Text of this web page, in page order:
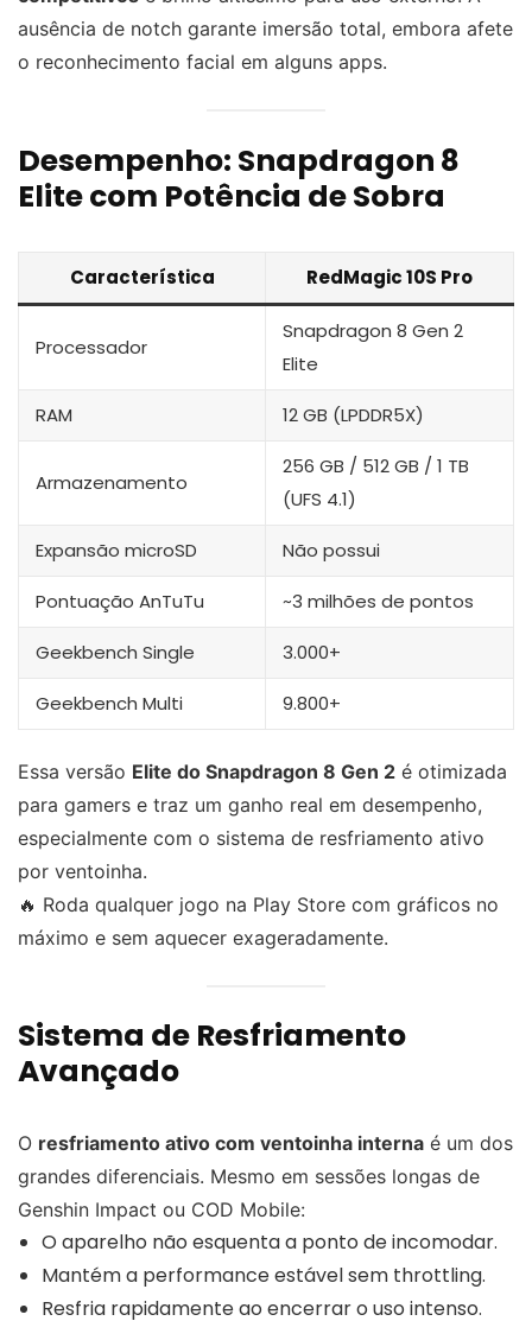
ausência de notch garante imersão total, embora afete
o reconhecimento facial em alguns apps.
Desempenho: Snapdragon 8
Elite com Potência de Sobra
Característica RedMagic 10S Pro
Processador
Snapdragon 8 Gen 2
Elite
RAM 12 GB (LPDDR5X)
Armazenamento
256 GB / 512 GB / 1 TB
(UFS 4.1)
Expansão microSD Não possui
Pontuação AnTuTu ~3 milhões de pontos
Geekbench Single 3.000+
Geekbench Multi 9.800+
Essa versão Elite do Snapdragon 8 Gen 2 é otimizada
para gamers e traz um ganho real em desempenho,
especialmente com o sistema de resfriamento ativo
por ventoinha.
🔥 Roda qualquer jogo na Play Store com gráficos no
máximo e sem aquecer exageradamente.
Sistema de Resfriamento
Avançado
O resfriamento ativo com ventoinha interna é um dos
grandes diferenciais. Mesmo em sessões longas de
Genshin Impact ou COD Mobile:
O aparelho não esquenta a ponto de incomodar.
Mantém a performance estável sem throttling.
Resfria rapidamente ao encerrar o uso intenso.